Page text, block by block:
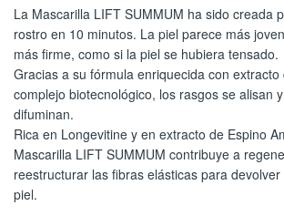
La Mascarilla LIFT SUMMUM ha sido creada
rostro en 10 minutos. La piel parece más
más firme, como si la piel se hubiera tensado.
Gracias a su fórmula enriquecida con extracto
complejo biotecnológico, los rasgos se alisan
difuminan.
Rica en Longevitine y en extracto de Espino
Mascarilla LIFT SUMMUM contribuye a
reestructurar las fibras elásticas para
piel.